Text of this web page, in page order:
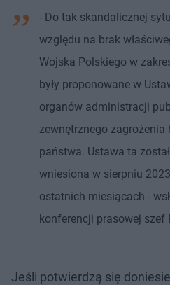
- Do tak skandalicznej
względu na brak
Wojska Polskiego w
były proponowane w
organów administracji
zewnętrznego zagrożenia
państwa. Ustawa ta
wniesiona w sierpniu
ostatnich miesiącach -
konferencji prasowej szef
Jeśli potwierdzą się